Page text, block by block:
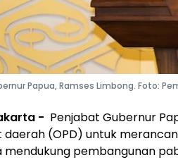
Papua, Ramses Limbong. Foto:
- Penjabat Gubernur
daerah (OPD) untuk
mendukung pembangunan